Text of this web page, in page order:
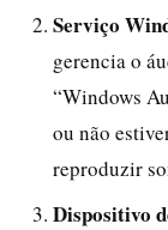
Serviço
gerencia o
“Windows
ou não
reproduzir
Dispositivo